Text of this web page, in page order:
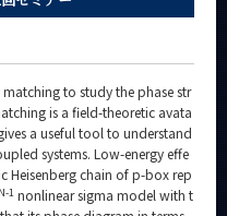
to study the phase str
is a field-theoretic avata
a useful tool to understand
systems. Low-energy effe
Heisenberg chain of p-box rep
N-1 nonlinear sigma model with t
成